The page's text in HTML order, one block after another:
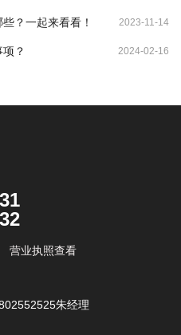
2023-11-14
？一起来看看！
2024-02-16
？
营业执照查看
朱经理